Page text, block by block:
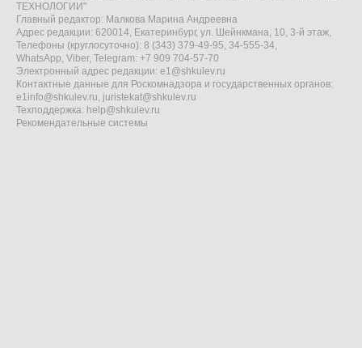
ТЕХНОЛОГИИ"
Главный редактор: Малкова Марина Андреевна
Адрес редакции: 620014, Екатеринбург, ул. Шейнкмана, 10, 3-й этаж,
Телефоны (круглосуточно): 8 (343) 379-49-95, 34-555-34,
WhatsApp, Viber, Telegram: +7 909 704-57-70
Электронный адрес редакции: e1@shkulev.ru
Контактные данные для Роскомнадзора и государственных органов:
e1info@shkulev.ru, juristekat@shkulev.ru
Техподдержка: help@shkulev.ru
Рекомендательные системы